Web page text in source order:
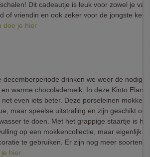
Dit cadeautje is leuk voor zowel je
of vriendin en ook zeker voor de jongste
doe je hier
decemberperiode drinken we weer de nodige
warme chocolademelk. In deze Kinto Eland
net even iets beter. Deze porseleinen mokken
maar speelse uitstraling en zijn geschikt om
te doen. Met het grappige staartje is
op een mokkencollectie, maar eigenlijk
te gebruiken. Er zijn nog meer soorten
hier.